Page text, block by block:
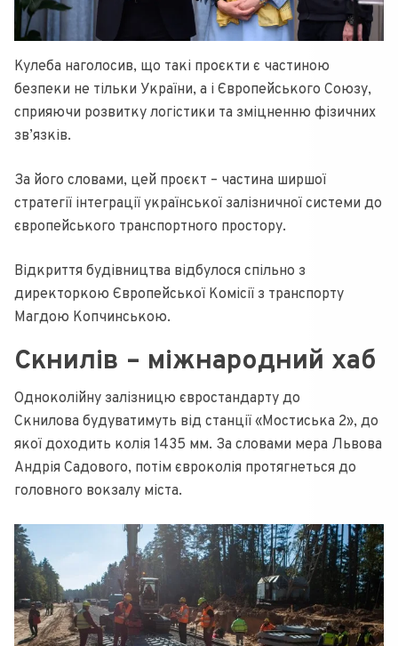
Кулеба наголосив, що такі проєкти є частиною
безпеки не тільки України, а і Європейського Союзу,
сприяючи розвитку логістики та зміцненню фізичних
зв’язків.
За його словами, цей проєкт – частина ширшої
стратегії інтеграції української залізничної системи до
європейського транспортного простору.
Відкриття будівництва відбулося спільно з
директоркою Європейської Комісії з транспорту
Магдою Копчинською.
Скнилів – міжнародний хаб
Одноколійну залізницю євростандарту до
Скнилова будуватимуть від станції «Мостиська 2», до
якої доходить колія 1435 мм. За словами мера Львова
Андрія Садового, потім євроколія протягнеться до
головного вокзалу міста.